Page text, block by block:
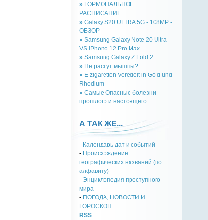
» ГОРМОНАЛЬНОЕ
РАСПИСАНИЕ
» Galaxy S20 ULTRA 5G - 108MP -
ОБЗОР
» Samsung Galaxy Note 20 Ultra
VS iPhone 12 Pro Max
» Samsung Galaxy Z Fold 2
» Не растут мышцы?
» E zigaretten Veredelt in Gold und
Rhodium
» Самые Опасные болезни
прошлого и настоящего
А ТАК ЖЕ...
- Календарь дат и событий
- Происхождение
географических названий (по
алфавиту)
- Энциклопедия преступного
мира
- ПОГОДА, НОВОСТИ И
ГОРОСКОП
RSS